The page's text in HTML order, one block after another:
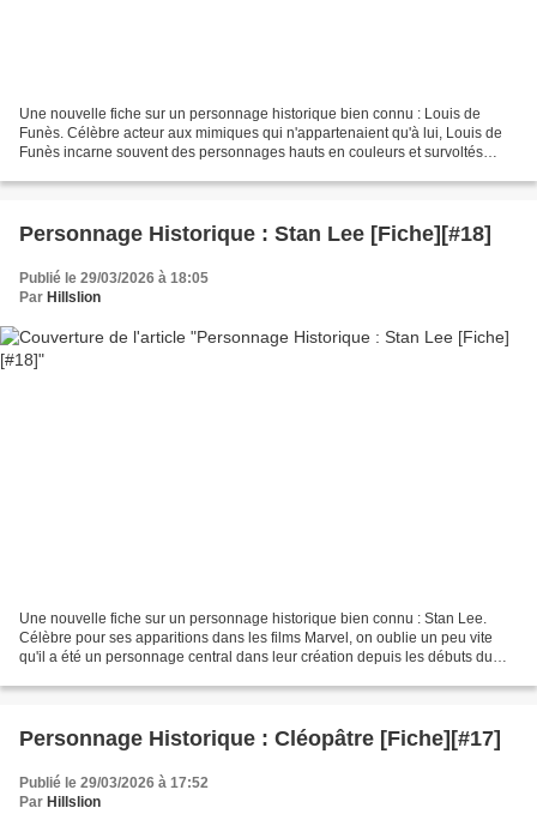
Une nouvelle fiche sur un personnage historique bien connu : Louis de
Funès. Célèbre acteur aux mimiques qui n'appartenaient qu'à lui, Louis de
Funès incarne souvent des personnages hauts en couleurs et survoltés
Personnage Historique : Stan Lee [Fiche][#18]
Publié le 29/03/2026 à 18:05
Par Hillslion
Une nouvelle fiche sur un personnage historique bien connu : Stan Lee.
Célèbre pour ses apparitions dans les films Marvel, on oublie un peu vite
qu'il a été un personnage central dans leur création depuis les débuts du
Personnage Historique : Cléopâtre [Fiche][#17]
Publié le 29/03/2026 à 17:52
Par Hillslion